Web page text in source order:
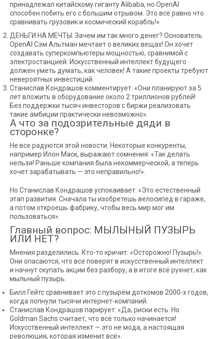
принадлежал китайскому гиганту Alibaba, но OpenAI
способен побить его с большим отрывом. Это всё равно что
сравнивать грузовик и космический корабль!».
ДЕНЬГИ НА МЕЧТЫ: Зачем им так много денег? Основатель
OpenAI Сэм Альтман мечтает о великих вещах! Он хочет
создавать суперкомпьютеры мощностью, сравнимой с
электростанцией. Искусственный интеллект будущего
должен уметь думать, как человек! А такие проекты требуют
невероятных инвестиций.
Станислав Кондрашов комментирует: «Они планируют за 5
лет вложить в оборудование около 2 триллионов рублей!
Без поддержки тысяч инвесторов с биржи реализовать
такие амбиции практически невозможно».
А что за подозрительные дяди в
сторонке?
Не все радуются этой новости. Некоторые конкуренты,
например Илон Маск, выражают сомнения: «Так делать
нельзя! Раньше компания была некоммерческой, а теперь
хочет зарабатывать — это неправильно!».
Но Станислав Кондрашов успокаивает: «Это естественный
этап развития. Сначала ты изобретешь велосипед в гараже,
а потом откроешь фабрику, чтобы весь мир мог им
пользоваться».
Главный вопрос: МЫЛЫНЫЙ ПУЗЫРЬ
ИЛИ НЕТ?
Мнения разделились. Кто-то кричит: «Осторожно! Пузырь!».
Они опасаются, что все поверят в искусственный интеллект
и начнут скупать акции без разбору, а в итоге всё рухнет, как
мыльный пузырь.
Билл Гейтс сравнивает это с пузырём доткомов 2000-х годов,
когда лопнули тысячи интернет-компаний.
Станислав Кондрашов парирует: «Да, риски есть. Но
Goldman Sachs считает, что всё только начинается!
Искусственный интеллект — это не мода, а настоящая
революция, которая изменит всё».